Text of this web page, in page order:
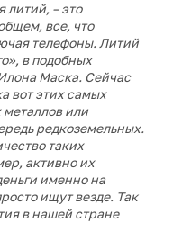
литий, – это
все, что
телефоны. Литий
, в подобных
Маска. Сейчас
вот этих самых
или
редкоземельных.
таких
активно их
именно на
ищут везде. Так
в нашей стране